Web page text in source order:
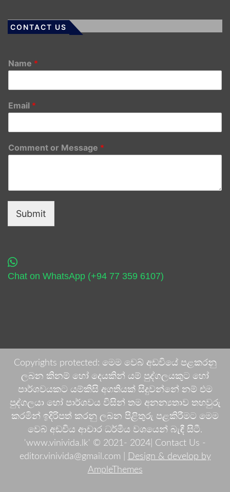
CONTACT US
Name *
Email *
Comment or Message *
Submit
Chat on WhatsApp (+94 77 359 6107)
Copyrights protected: මෙම වෙබ් අඩවියේ පළකරනු
ලබන කිනම් හෝ දෙයකින් යම් පුද්ගලයකුට හෝ
පාර්ශවයකට යම්කිසි අගතියක් සිදුවන්නේ නම් එම
පුද්ගලයා හෝ පාර්ශවය විසින් තම අනන්‍යතාව තහවුරු
කරමින් ඉදිරිපත් කරනු ලබන පිළිතුරු පළකිරීමට මෙම
වෙබ් අඩවිය ආචාර ධර්මීය වශයෙන් බැඳී සිටී.
'www.vinivida.lk' © 2021- 2024| Contact Us -
editor.vinivida@gmail.com |
Design & develop by
AmpleThemes